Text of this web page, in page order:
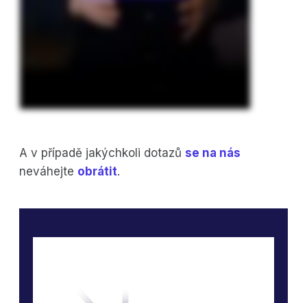
A v případě jakýchkoli dotazů se na nás
neváhejte obrátit.